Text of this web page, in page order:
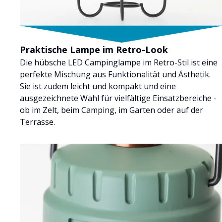
Praktische Lampe im Retro-Look
Die hübsche LED Campinglampe im Retro-Stil ist eine
perfekte Mischung aus Funktionalität und Ästhetik.
Sie ist zudem leicht und kompakt und eine
ausgezeichnete Wahl für vielfältige Einsatzbereiche -
ob im Zelt, beim Camping, im Garten oder auf der
Terrasse.